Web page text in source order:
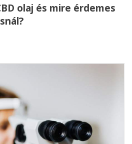
olaj és mire érdemes